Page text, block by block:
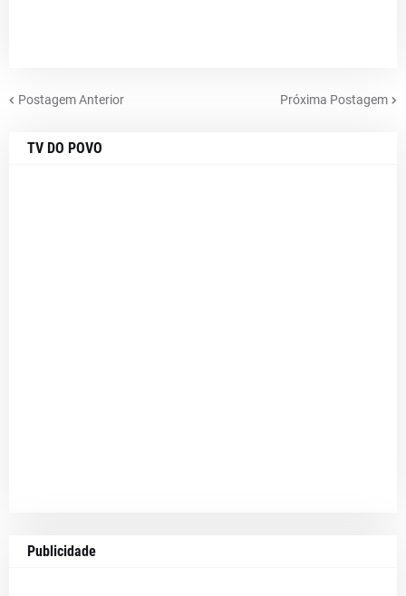
Postagem Anterior Próxima Postagem
TV DO POVO
Publicidade